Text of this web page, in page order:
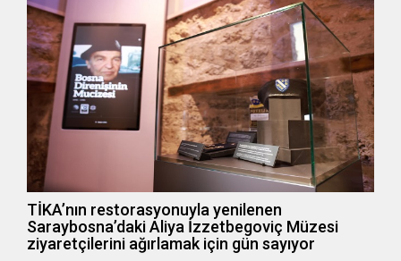
TİKA’nın restorasyonuyla yenilenen
Saraybosna’daki Aliya İzzetbegoviç Müzesi
ziyaretçilerini ağırlamak için gün sayıyor